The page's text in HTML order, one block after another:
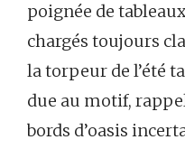
poignée de
chargés toujours
la torpeur de l’été
due au motif,
bords d’oasis